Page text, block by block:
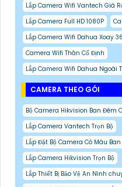
Lắp Camera Wifi Vantech Giá
Lắp Camera Full HD 1080P
Lắp Camera Wifi Dahua Xoay
Camera Wifi Thân Cố Định
Lắp Camera Wifi Dahua Ngoài
CAMERA THEO GÓI
Bộ Camera Hikvision Ban Đêm
Lắp Camera Vantech Trọn Bộ
Lắp Đặt Bộ Camera Có Màu
Lắp Camera Hikvision Trọn Bộ
Lắp Thiết Bị Bảo Vệ An Ninh